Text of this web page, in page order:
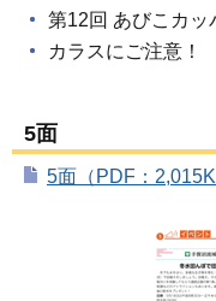
第12回 あびこカッ
カラスにご注意！
5面
5面（PDF：